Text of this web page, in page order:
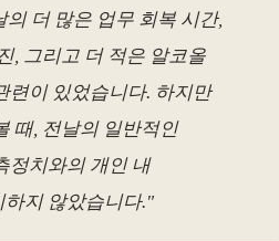
의 더 많은 업무 회복 시간,
, 그리고 더 적은 알코올
련이 있었습니다. 하지만
때, 전날의 일반적인
정치와의 개인 내
지 않았습니다."